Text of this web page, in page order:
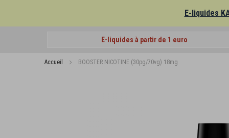
E-liquides
E-liquides à partir de 1 euro
Accueil BOOSTER NICOTINE (30pg/70vg) 18mg